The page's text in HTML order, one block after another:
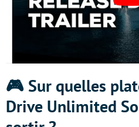
🎮 Sur quelles
Drive Unlimited